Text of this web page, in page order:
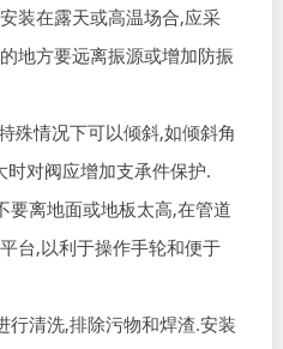
装在露天或高温场合,应采
地方要远离振源或增加防振
殊情况下可以倾斜,如倾斜角
对阀应增加支承件保护.
要离地面或地板太高,在管道
台,以利于操作手轮和便于
行清洗,排除污物和焊渣.安装